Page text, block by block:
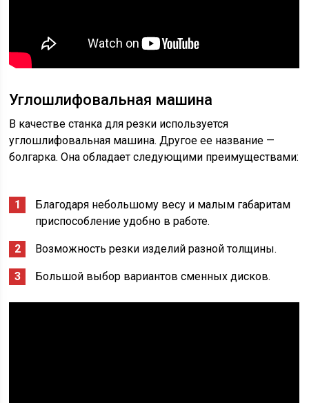
Углошлифовальная машина
В качестве станка для резки используется
углошлифовальная машина. Другое ее название —
болгарка. Она обладает следующими преимуществами:
Благодаря небольшому весу и малым габаритам
приспособление удобно в работе.
Возможность резки изделий разной толщины.
Большой выбор вариантов сменных дисков.